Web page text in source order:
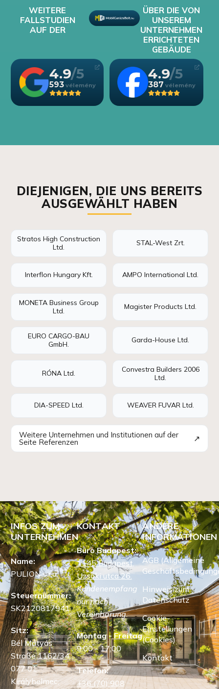
WEITERE
FALLSTUDIEN
AUF DER
ÜBER DIE VON
UNSEREM
UNTERNEHMEN
ERRICHTETEN
GEBÄUDE
4.9
593
4.9
387
DIEJENIGEN, DIE UNS BEREITS
AUSGEWÄHLT HABEN
Stratos High Construction
Ltd.
STAL-West Zrt.
Interflon Hungary Kft. AMPO International Ltd.
MONETA Business Group
Ltd.
Magister Products Ltd.
EURO CARGO-BAU
GmbH.
Garda-House Ltd.
RÓNA Ltd.
Convestra Builders 2006
Ltd.
DIA-SPEED Ltd. WEAVER FUVAR Ltd.
Weitere Unternehmen und Institutionen auf der
Seite Referenzen ↗
INFOS ZUM
UNTERNEHMEN
Name:
PULION s.r.o.
Steuernummer:
SK2120817941
Sitz:
Bél Mátyás
Straße 1162/34,
077 01
Királyhelmec,
KONTAKT
Büro Budapest:
1145 Budapest,
Uzsoki utca 26.
Kundenempfang
nur nach
Vereinbarung.
Montag - Freitag
9:00 - 17:00
Telefon:
+36 (70) 908
ANDERE
INFORMATIONEN
AGB (Allgemeine
Hinweis zum
Datenschutz
Cookie-
Einstellungen
(Cookies)
Kontakt